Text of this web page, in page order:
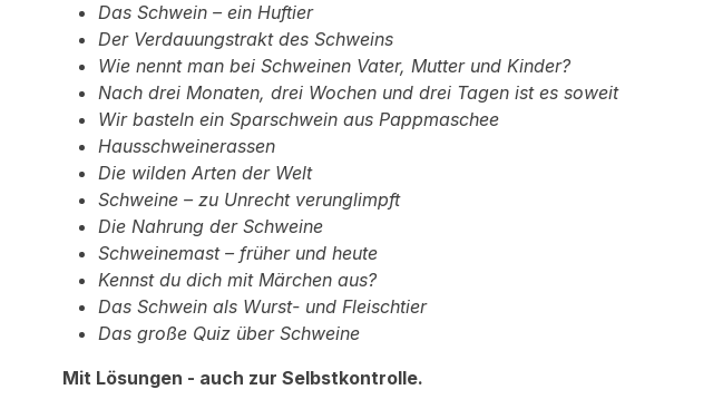
Das Schwein – ein Huftier
Der Verdauungstrakt des Schweins
Wie nennt man bei Schweinen Vater, Mutter und Kinder?
Nach drei Monaten, drei Wochen und drei Tagen ist es soweit
Wir basteln ein Sparschwein aus Pappmaschee
Hausschweinerassen
Die wilden Arten der Welt
Schweine – zu Unrecht verunglimpft
Die Nahrung der Schweine
Schweinemast – früher und heute
Kennst du dich mit Märchen aus?
Das Schwein als Wurst- und Fleischtier
Das große Quiz über Schweine
Mit Lösungen - auch zur Selbstkontrolle.